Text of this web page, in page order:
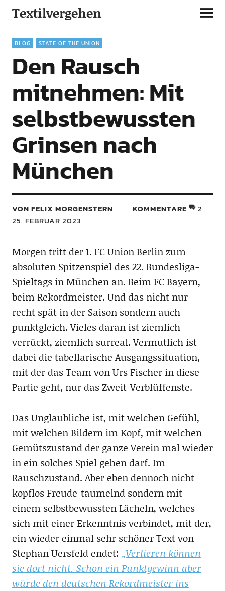
Textilvergehen
BLOG STATE OF THE UNION
Den Rausch
mitnehmen: Mit
selbstbewussten
Grinsen nach
München
VON FELIX MORGENSTERN
25. FEBRUAR 2023
KOMMENTARE 2
Morgen tritt der 1. FC Union Berlin zum
absoluten Spitzenspiel des 22. Bundesliga-
Spieltags in München an. Beim FC Bayern,
beim Rekordmeister. Und das nicht nur
recht spät in der Saison sondern auch
punktgleich. Vieles daran ist ziemlich
verrückt, ziemlich surreal. Vermutlich ist
dabei die tabellarische Ausgangssituation,
mit der das Team von Urs Fischer in diese
Partie geht, nur das Zweit-Verblüffenste.
Das Unglaubliche ist, mit welchen Gefühl,
mit welchen Bildern im Kopf, mit welchen
Gemütszustand der ganze Verein mal wieder
in ein solches Spiel gehen darf. Im
Rauschzustand. Aber eben dennoch nicht
kopflos Freude-taumelnd sondern mit
einem selbstbewussten Lächeln, welches
sich mit einer Erkenntnis verbindet, mit der,
ein wieder einmal sehr schöner Text von
Stephan Uersfeld endet: „Verlieren können
sie dort nicht. Schon ein Punktgewinn aber
würde den deutschen Rekordmeister ins